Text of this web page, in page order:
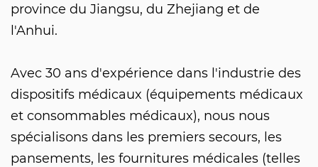
province du Jiangsu, du Zhejiang et de
l'Anhui.
Avec 30 ans d'expérience dans l'industrie des
dispositifs médicaux (équipements médicaux
et consommables médicaux), nous nous
spécialisons dans les premiers secours, les
pansements, les fournitures médicales (telles